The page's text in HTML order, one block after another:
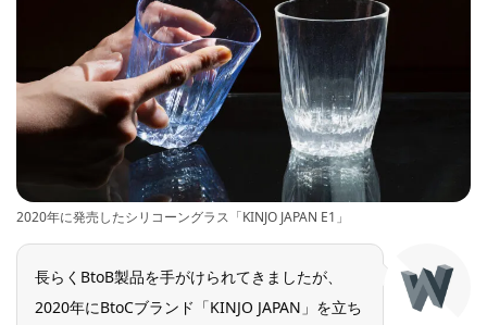
2020年に発売したシリコーングラス「KINJO JAPAN E1」
長らくBtoB製品を手がけられてきましたが、
2020年にBtoCブランド「KINJO JAPAN」を立ち